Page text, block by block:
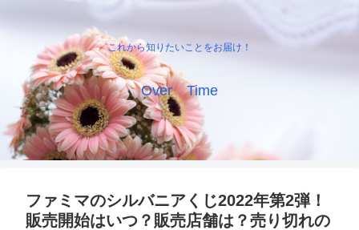
これから知りたいことをお届け！
Over Time
ファミマのシルバニアくじ2022年第2弾！
販売開始はいつ？販売店舗は？売り切れの